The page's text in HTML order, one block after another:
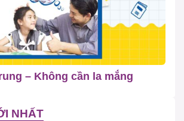
– Không cần la mắng
NHẤT